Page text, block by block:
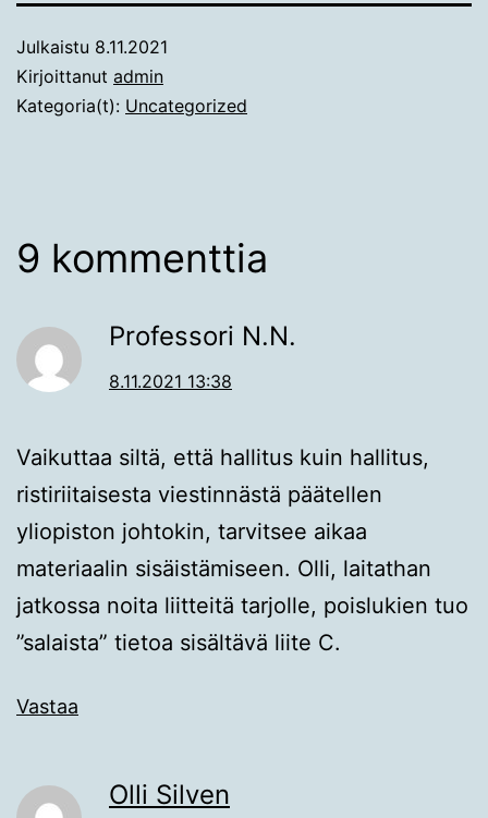
Julkaistu 8.11.2021
Kirjoittanut admin
Kategoria(t): Uncategorized
9 kommenttia
Professori N.N.
8.11.2021 13:38
Vaikuttaa siltä, että hallitus kuin hallitus,
ristiriitaisesta viestinnästä päätellen
yliopiston johtokin, tarvitsee aikaa
materiaalin sisäistämiseen. Olli, laitathan
jatkossa noita liitteitä tarjolle, poislukien tuo
”salaista” tietoa sisältävä liite C.
Vastaa
Olli Silven